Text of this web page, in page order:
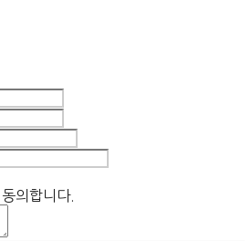
의합니다.